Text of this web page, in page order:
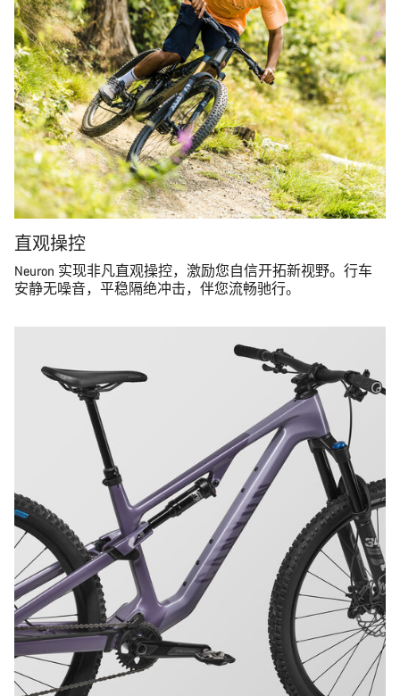
直观操控
Neuron 实现非凡直观操控，激励您自信开拓新视野。行车
安静无噪音，平稳隔绝冲击，伴您流畅驰行。